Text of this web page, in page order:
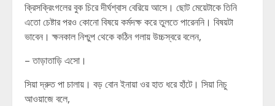
ক্রিসক্রিংগলের বুক চিরে দীর্ঘশ্বাস বেরিয়ে আসে। ছোট মেয়েটাকে তিনি
এতো চেষ্টার পরও কোনো বিষয়ে কর্মদক্ষ করে তুলতে পারেননি। বিষয়টা
ভাবেন। ক্ষনকাল নিশ্চুপ থেকে কঠিন গলায় উচ্চস্বরে বলেন,
– তাড়াতাড়ি এসো।
সিয়া দ্রুত পা চালায়। বড় বোন ইনায়া ওর হাত ধরে হাঁটে। সিয়া নিচু
আওয়াজে বলে,